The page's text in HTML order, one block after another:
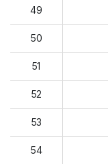
49
50
51
52
53
54